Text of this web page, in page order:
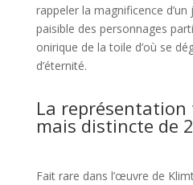
rappeler la magnificence d’un
paisible des personnages
onirique de la toile d’où se
d’éternité.
La
mais distincte de
Fait rare dans l’œuvre de